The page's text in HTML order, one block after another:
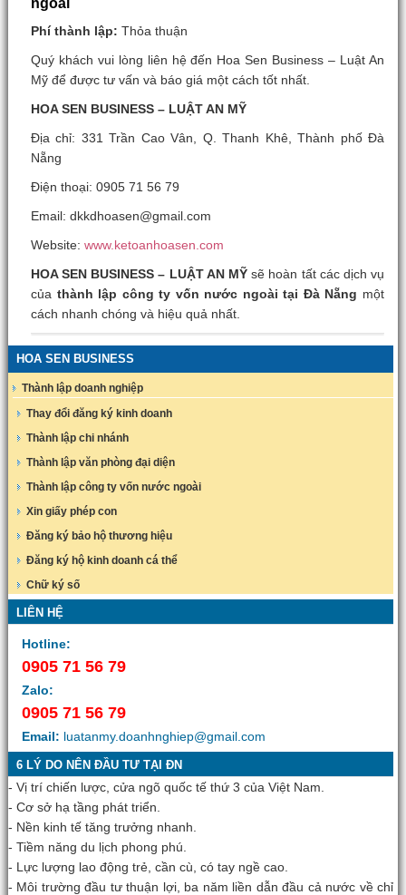
ngoài
Phí thành lập: Thỏa thuận
Quý khách vui lòng liên hệ đến Hoa Sen Business – Luật An
Mỹ để được tư vấn và báo giá một cách tốt nhất.
HOA SEN BUSINESS – LUẬT AN MỸ
Địa chỉ: 331 Trần Cao Vân, Q. Thanh Khê, Thành phố Đà
Nẵng
Điện thoại: 0905 71 56 79
Email: dkkdhoasen@gmail.com
Website: www.ketoanhoasen.com
HOA SEN BUSINESS – LUẬT AN MỸ sẽ hoàn tất các dịch vụ
của thành lập công ty vốn nước ngoài tại Đà Nẵng một
cách nhanh chóng và hiệu quả nhất.
HOA SEN BUSINESS
Thành lập doanh nghiệp
Thay đổi đăng ký kinh doanh
Thành lập chi nhánh
Thành lập văn phòng đại diện
Thành lập công ty vốn nước ngoài
Xin giấy phép con
Đăng ký bảo hộ thương hiệu
Đăng ký hộ kinh doanh cá thể
Chữ ký số
LIÊN HỆ
Hotline:
0905 71 56 79
Zalo:
0905 71 56 79
Email: luatanmy.doanhnghiep@gmail.com
6 LÝ DO NÊN ĐẦU TƯ TẠI ĐN
- Vị trí chiến lược, cửa ngõ quốc tế thứ 3 của Việt Nam.
- Cơ sở hạ tầng phát triển.
- Nền kinh tế tăng trưởng nhanh.
- Tiềm năng du lịch phong phú.
- Lực lượng lao động trẻ, cần cù, có tay ngề cao.
- Môi trường đầu tư thuận lợi, ba năm liền dẫn đầu cả nước về chỉ